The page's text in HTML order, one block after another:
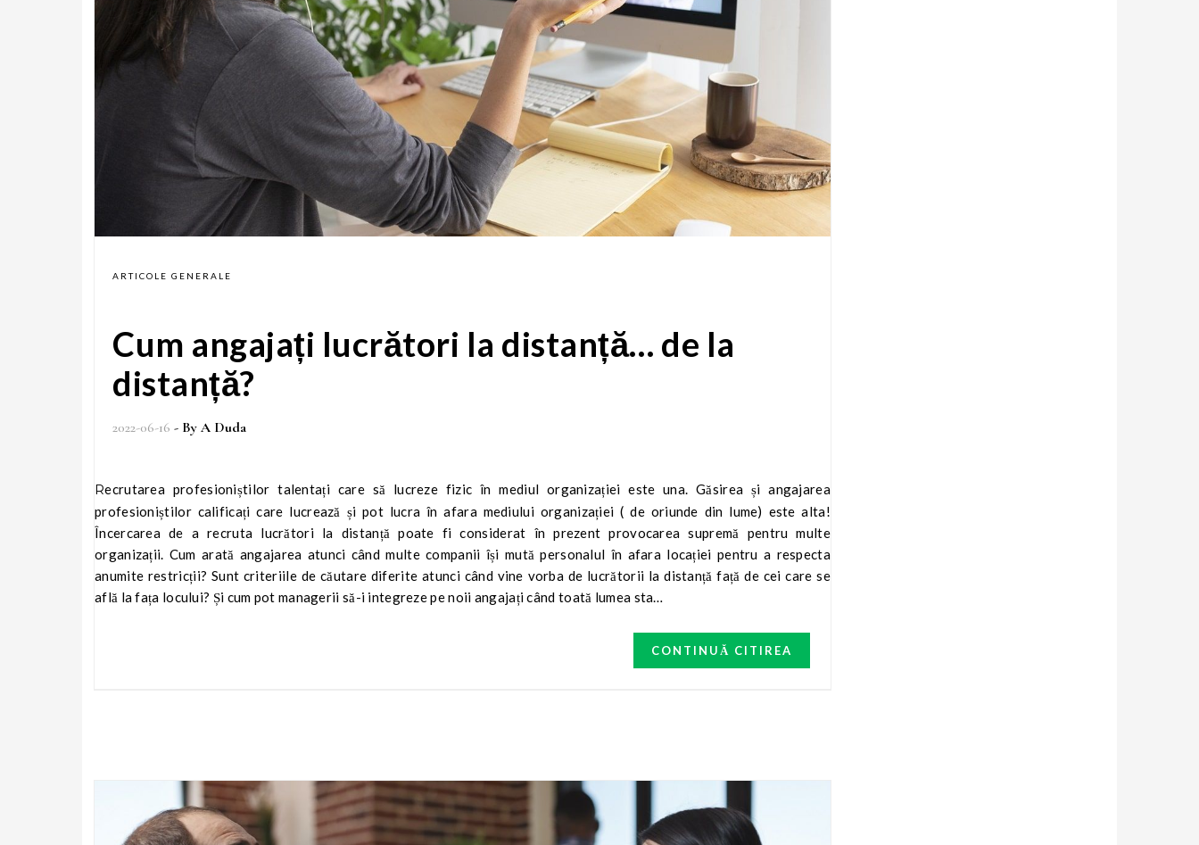
ARTICOLE GENERALE
Cum angajați lucrători la distanță… de la
distanță?
2022-06-16 - By A Duda
Recrutarea profesioniștilor talentați care să lucreze fizic în mediul organizației este una. Găsirea și angajarea
profesioniștilor calificați care lucrează și pot lucra în afara mediului organizației ( de oriunde din lume) este alta!
Încercarea de a recruta lucrători la distanță poate fi considerat în prezent provocarea supremă pentru multe
organizații. Cum arată angajarea atunci când multe companii își mută personalul în afara locației pentru a respecta
anumite restricții? Sunt criteriile de căutare diferite atunci când vine vorba de lucrătorii la distanță față de cei care se
află la fața locului? Și cum pot managerii să-i integreze pe noii angajați când toată lumea sta…
CONTINUĂ CITIREA